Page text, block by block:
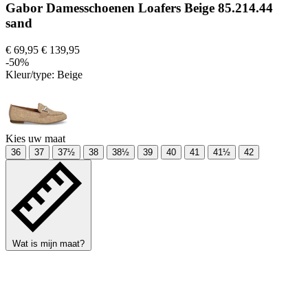
Gabor Damesschoenen Loafers Beige 85.214.44
sand
€ 69,95 € 139,95
-50%
Kleur/type: Beige
Kies uw maat
36 37 37½ 38 38½ 39 40 41 41½ 42
Wat is mijn maat?